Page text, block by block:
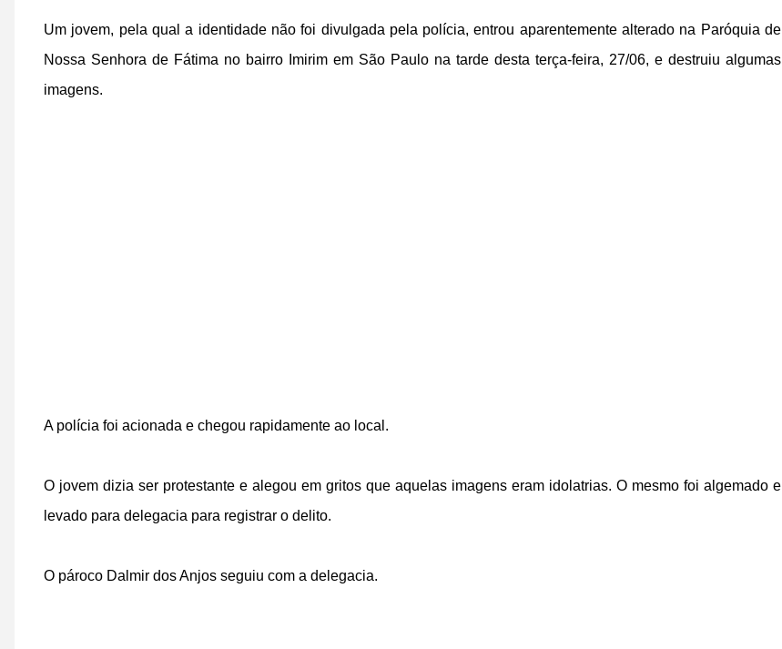
Um jovem, pela qual a identidade não foi divulgada pela polícia, entrou aparentemente alterado na Paróquia de
Nossa Senhora de Fátima no bairro Imirim em São Paulo na tarde desta terça-feira, 27/06, e destruiu algumas
imagens.
A polícia foi acionada e chegou rapidamente ao local.
O jovem dizia ser protestante e alegou em gritos que aquelas imagens eram idolatrias. O mesmo foi algemado e
levado para delegacia para registrar o delito.
O pároco Dalmir dos Anjos seguiu com a delegacia.